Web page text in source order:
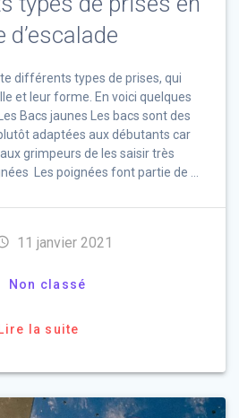
d’escalade
différents types de prises, qui
et leur forme. En voici quelques
Bacs jaunes Les bacs sont des
adaptées aux débutants car
grimpeurs de les saisir très
Les poignées font partie de …
11 janvier 2021
Non classé
Lire la suite